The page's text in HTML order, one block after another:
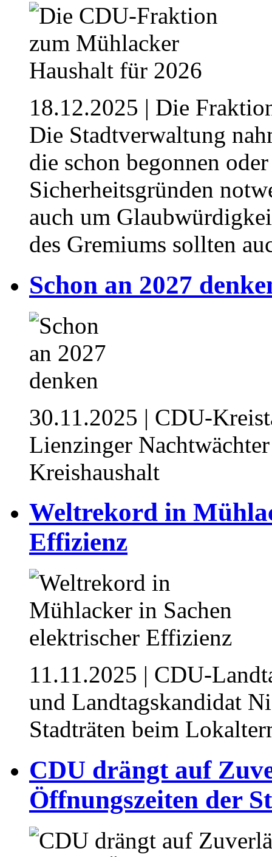
18.12.2025 | Die
Die Stadtverwaltung
die schon begonnen
Sicherheitsgründen
auch um
des Gremiums sollten
Schon an 2027
30.11.2025 | CDU-
Lienzinger
Kreishaushalt
Weltrekord in
Effizienz
11.11.2025 | CDU-
und Landtagskandidat
Stadträten beim
CDU drängt auf
Öffnungszeiten der